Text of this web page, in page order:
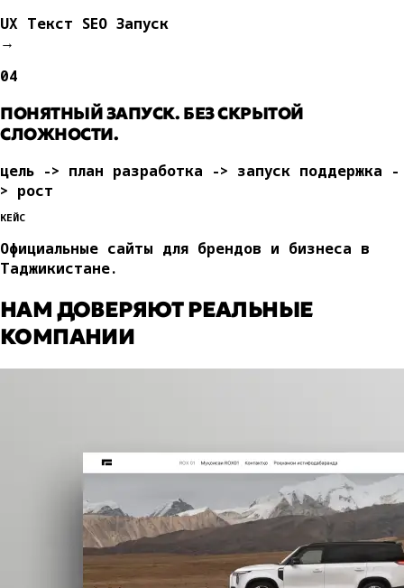
UX Текст SEO Запуск
→
04
ПОНЯТНЫЙ ЗАПУСК. БЕЗ СКРЫТОЙ
СЛОЖНОСТИ.
цель -> план разработка -> запуск поддержка -
> рост
КЕЙС
Официальные сайты для брендов и бизнеса в
Таджикистане.
НАМ ДОВЕРЯЮТ РЕАЛЬНЫЕ
КОМПАНИИ